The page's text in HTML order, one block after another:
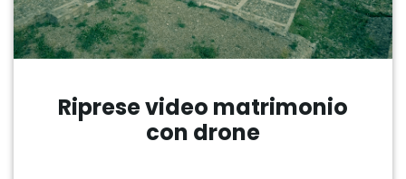
Riprese video matrimonio
con drone